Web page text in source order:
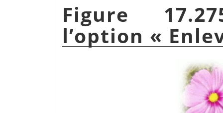
Figure
l’option «